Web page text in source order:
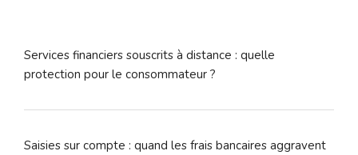
Services financiers souscrits à distance : quelle
protection pour le consommateur ?
Saisies sur compte : quand les frais bancaires aggravent